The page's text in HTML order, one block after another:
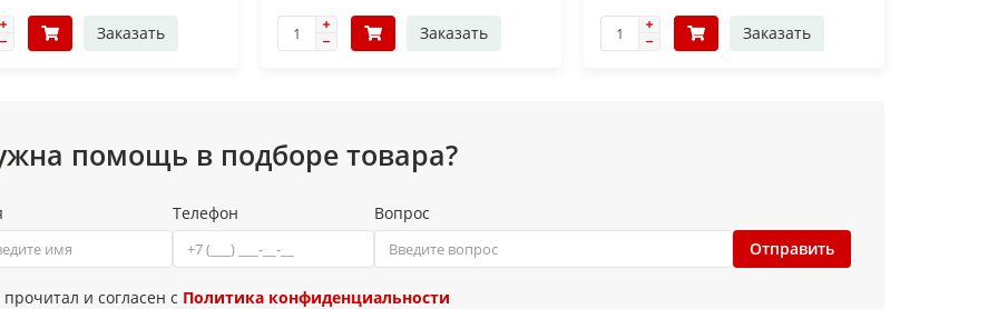
Заказать Заказать Заказать
помощь в подборе товара?
Телефон
Вопрос
Отправить
и согласен с Политика конфиденциальности